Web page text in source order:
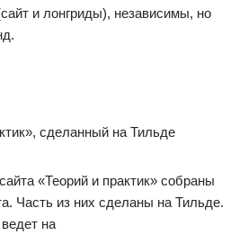
и лонгриды), независимы, но
сделанный на Тильде
«Теорий и практик» собраны
Часть из них сделаны на Тильде.
на